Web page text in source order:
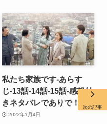
私たち家族です-あらす
じ-13話-14話-15話-感想付
きネタバレでありで！
2022年1月4日
次の記事